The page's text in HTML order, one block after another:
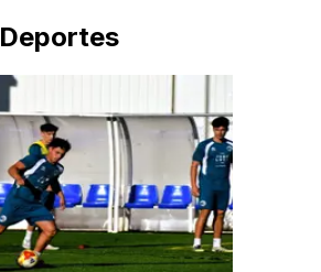
Deportes